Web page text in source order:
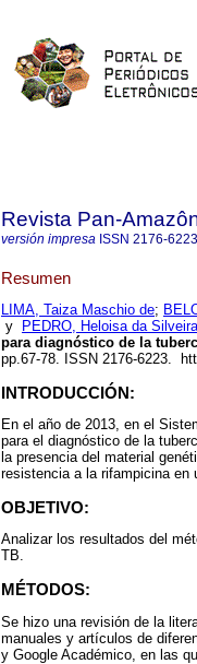
Revista Pan-
versión impresa ISSN 2176-6223
Resumen
LIMA, Taiza Maschio de;
y
PEDRO, Heloisa da
para diagnóstico de la
pp.67-78. ISSN 2176-6223.
INTRODUCCIÓN:
En el año de 2013, en el
para el diagnóstico de la
la presencia del material
resistencia a la rifampicina en
OBJETIVO:
Analizar los resultados del
TB.
MÉTODOS:
Se hizo una revisión de la
manuales y artículos de
y Google Académico, en las